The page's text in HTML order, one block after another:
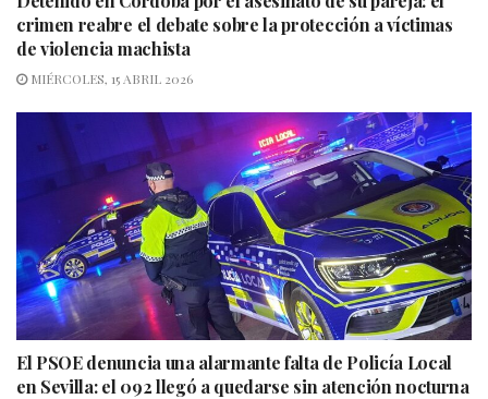
crimen reabre el debate sobre la protección a víctimas
de violencia machista
MIÉRCOLES, 15 ABRIL 2026
El PSOE denuncia una alarmante falta de Policía Local
en Sevilla: el 092 llegó a quedarse sin atención nocturna